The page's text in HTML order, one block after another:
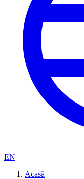
EN
Acasă